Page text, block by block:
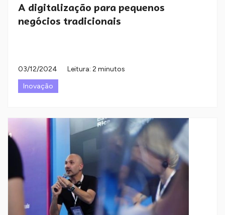
A digitalização para pequenos
negócios tradicionais
03/12/2024
Leitura: 2 minutos
Inovação